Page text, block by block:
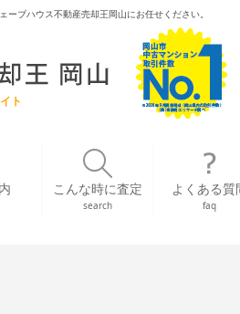
ブハウス不動産売却王岡山にお任せください。
ト
こんな時に査定
search
よくある質
faq